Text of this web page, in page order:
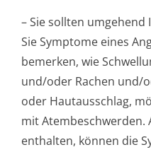
– Sie sollten
Sie Symptome eines
bemerken, wie
und/oder Rachen und/
oder Hautausschlag,
mit Atembeschwerden.
enthalten, können die